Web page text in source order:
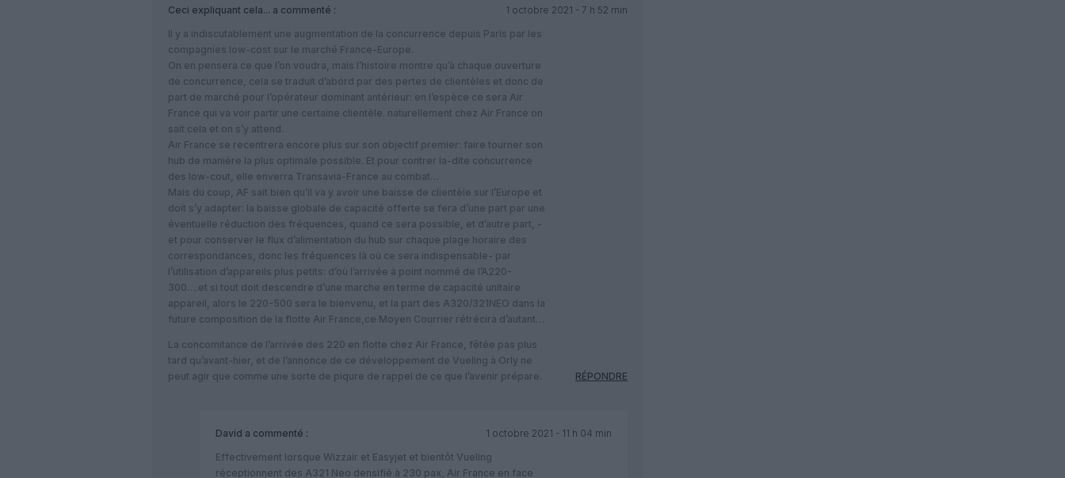
Ceci expliquant cela... a commenté :
1 octobre 2021 - 7 h 52 min
Il y a indiscutablement une augmentation de la concurrence depuis Paris par les
compagnies low-cost sur le marché France-Europe.
On en pensera ce que l’on voudra, mais l’histoire montre qu’à chaque ouverture
de concurrence, cela se traduit d’abord par des pertes de clientèles et donc de
part de marché pour l’opérateur dominant antérieur: en l’espèce ce sera Air
France qui va voir partir une certaine clientèle. naturellement chez Air France on
sait cela et on s’y attend.
Air France se recentrera encore plus sur son objectif premier: faire tourner son
hub de manière la plus optimale possible. Et pour contrer la-dite concurrence
des low-cout, elle enverra Transavia-France au combat…
Mais du coup, AF sait bien qu’il va y avoir une baisse de clientèle sur l’Europe et
doit s’y adapter: la baisse globale de capacité offerte se fera d’une part par une
éventuelle réduction des fréquences, quand ce sera possible, et d’autre part, -
et pour conserver le flux d’alimentation du hub sur chaque plage horaire des
correspondances, donc les fréquences là où ce sera indispensable- par
l’utilisation d’appareils plus petits: d’où l’arrivée à point nommé de l’A220-
300….et si tout doit descendre d’une marche en terme de capacité unitaire
appareil, alors le 220-500 sera le bienvenu, et la part des A320/321NEO dans la
future composition de la flotte Air France,ce Moyen Courrier rétrécira d’autant…
La concomitance de l’arrivée des 220 en flotte chez Air France, fêtée pas plus
tard qu’avant-hier, et de l’annonce de ce développement de Vueling à Orly ne
peut agir que comme une sorte de piqure de rappel de ce que l’avenir prépare.
RÉPONDRE
David a commenté :
1 octobre 2021 - 11 h 04 min
Effectivement lorsque Wizzair et Easyjet et bientôt Vueling
réceptionnent des A321 Neo densifié à 230 pax, Air France en face